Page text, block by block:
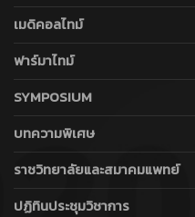
เมดิคอลไทม์
ฟาร์มาไทม์
SYMPOSIUM
บทความพิเศษ
ราชวิทยาลัยและสมาคมแพทย์
ปฏิทินประชุมวิชาการ